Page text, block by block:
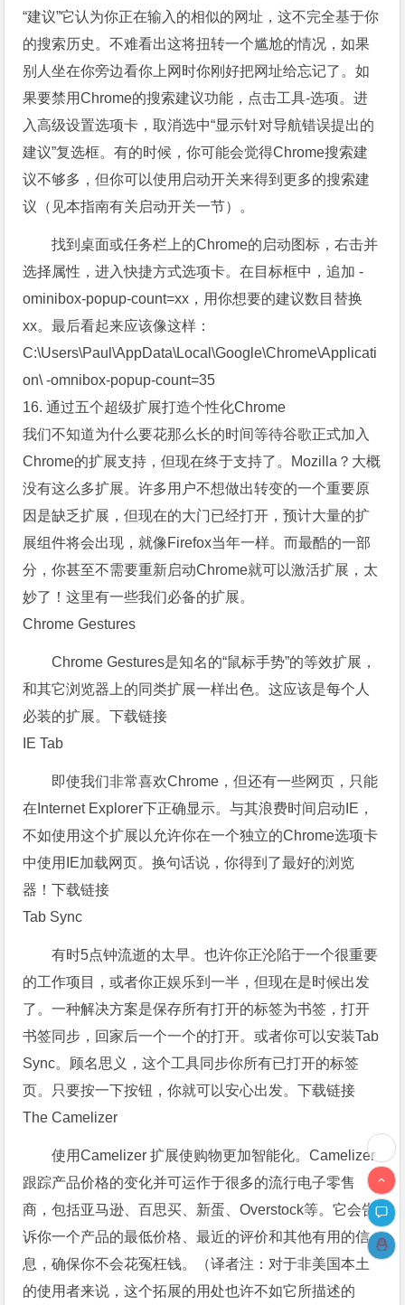
“建议”它认为你正在输入的相似的网址，这不完全基于你
的搜索历史。不难看出这将扭转一个尴尬的情况，如果
别人坐在你旁边看你上网时你刚好把网址给忘记了。如
果要禁用Chrome的搜索建议功能，点击工具-选项。进
入高级设置选项卡，取消选中“显示针对导航错误提出的
建议”复选框。有的时候，你可能会觉得Chrome搜索建
议不够多，但你可以使用启动开关来得到更多的搜索建
议（见本指南有关启动开关一节）。
找到桌面或任务栏上的Chrome的启动图标，右击并
选择属性，进入快捷方式选项卡。在目标框中，追加 -
ominibox-popup-count=xx，用你想要的建议数目替换
xx。最后看起来应该像这样：
C:\Users\Paul\AppData\Local\Google\Chrome\Applicati
on\ -omnibox-popup-count=35
16. 通过五个超级扩展打造个性化Chrome
我们不知道为什么要花那么长的时间等待谷歌正式加入
Chrome的扩展支持，但现在终于支持了。Mozilla？大概
没有这么多扩展。许多用户不想做出转变的一个重要原
因是缺乏扩展，但现在的大门已经打开，预计大量的扩
展组件将会出现，就像Firefox当年一样。而最酷的一部
分，你甚至不需要重新启动Chrome就可以激活扩展，太
妙了！这里有一些我们必备的扩展。
Chrome Gestures
Chrome Gestures是知名的“鼠标手势”的等效扩展，
和其它浏览器上的同类扩展一样出色。这应该是每个人
必装的扩展。下载链接
IE Tab
即使我们非常喜欢Chrome，但还有一些网页，只能
在Internet Explorer下正确显示。与其浪费时间启动IE，
不如使用这个扩展以允许你在一个独立的Chrome选项卡
中使用IE加载网页。换句话说，你得到了最好的浏览
器！下载链接
Tab Sync
有时5点钟流逝的太早。也许你正沦陷于一个很重要
的工作项目，或者你正娱乐到一半，但现在是时候出发
了。一种解决方案是保存所有打开的标签为书签，打开
书签同步，回家后一个一个的打开。或者你可以安装Tab
Sync。顾名思义，这个工具同步你所有已打开的标签
页。只要按一下按钮，你就可以安心出发。下载链接
The Camelizer
使用Camelizer 扩展使购物更加智能化。Camelizer
跟踪产品价格的变化并可运作于很多的流行电子零售
商，包括亚马逊、百思买、新蛋、Overstock等。它会告
诉你一个产品的最低价格、最近的评价和其他有用的信
息，确保你不会花冤枉钱。（译者注：对于非美国本土
的使用者来说，这个拓展的用处也许不如它所描述的